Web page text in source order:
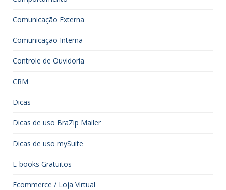
Comunicação Externa
Comunicação Interna
Controle de Ouvidoria
CRM
Dicas
Dicas de uso BraZip Mailer
Dicas de uso mySuite
E-books Gratuitos
Ecommerce / Loja Virtual